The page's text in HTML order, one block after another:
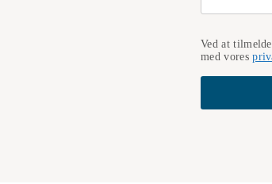
Ved at
med vores